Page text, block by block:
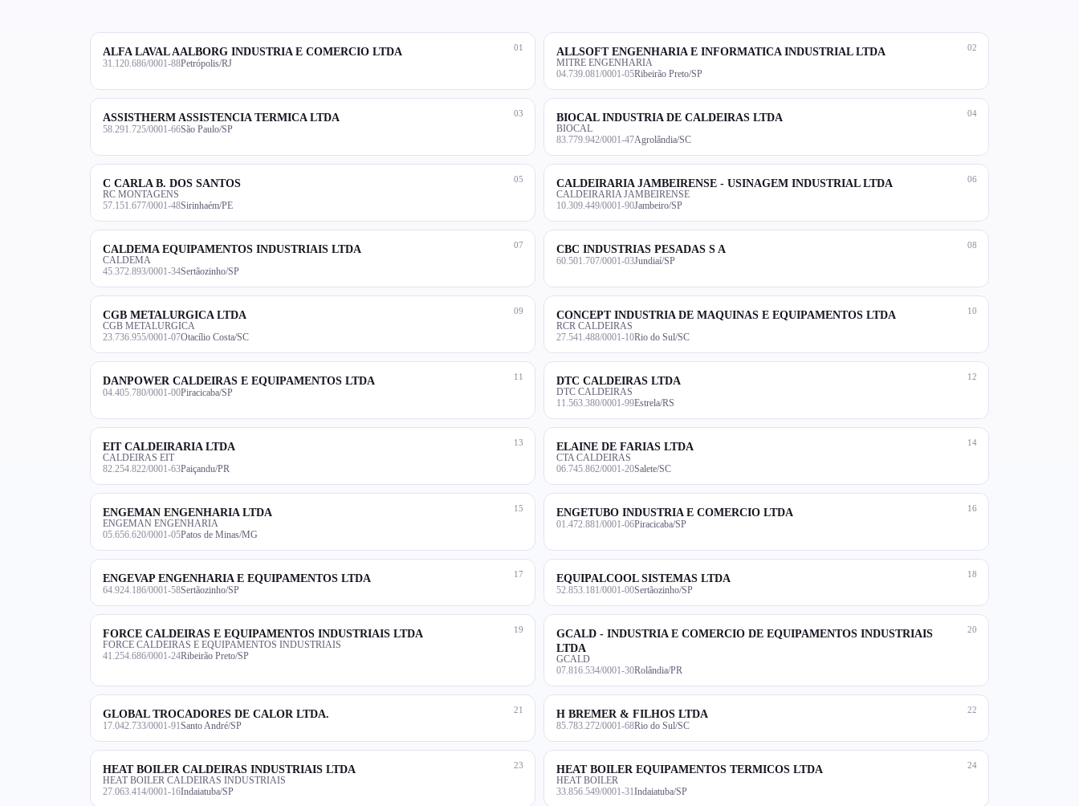
01
ALFA LAVAL AALBORG INDUSTRIA E COMERCIO LTDA
31.120.686/0001-88Petrópolis/RJ
02
ALLSOFT ENGENHARIA E INFORMATICA INDUSTRIAL LTDA
MITRE ENGENHARIA
04.739.081/0001-05Ribeirão Preto/SP
03
ASSISTHERM ASSISTENCIA TERMICA LTDA
58.291.725/0001-66São Paulo/SP
04
BIOCAL INDUSTRIA DE CALDEIRAS LTDA
BIOCAL
83.779.942/0001-47Agrolândia/SC
05
C CARLA B. DOS SANTOS
RC MONTAGENS
57.151.677/0001-48Sirinhaém/PE
06
CALDEIRARIA JAMBEIRENSE - USINAGEM INDUSTRIAL LTDA
CALDEIRARIA JAMBEIRENSE
10.309.449/0001-90Jambeiro/SP
07
CALDEMA EQUIPAMENTOS INDUSTRIAIS LTDA
CALDEMA
45.372.893/0001-34Sertãozinho/SP
08
CBC INDUSTRIAS PESADAS S A
60.501.707/0001-03Jundiaí/SP
09
CGB METALURGICA LTDA
CGB METALURGICA
23.736.955/0001-07Otacílio Costa/SC
10
CONCEPT INDUSTRIA DE MAQUINAS E EQUIPAMENTOS LTDA
RCR CALDEIRAS
27.541.488/0001-10Rio do Sul/SC
11
DANPOWER CALDEIRAS E EQUIPAMENTOS LTDA
04.405.780/0001-00Piracicaba/SP
12
DTC CALDEIRAS LTDA
DTC CALDEIRAS
11.563.380/0001-99Estrela/RS
13
EIT CALDEIRARIA LTDA
CALDEIRAS EIT
82.254.822/0001-63Paiçandu/PR
14
ELAINE DE FARIAS LTDA
CTA CALDEIRAS
06.745.862/0001-20Salete/SC
15
ENGEMAN ENGENHARIA LTDA
ENGEMAN ENGENHARIA
05.656.620/0001-05Patos de Minas/MG
16
ENGETUBO INDUSTRIA E COMERCIO LTDA
01.472.881/0001-06Piracicaba/SP
17
ENGEVAP ENGENHARIA E EQUIPAMENTOS LTDA
64.924.186/0001-58Sertãozinho/SP
18
EQUIPALCOOL SISTEMAS LTDA
52.853.181/0001-00Sertãozinho/SP
19
FORCE CALDEIRAS E EQUIPAMENTOS INDUSTRIAIS LTDA
FORCE CALDEIRAS E EQUIPAMENTOS INDUSTRIAIS
41.254.686/0001-24Ribeirão Preto/SP
20
GCALD - INDUSTRIA E COMERCIO DE EQUIPAMENTOS INDUSTRIAIS
LTDA
GCALD
07.816.534/0001-30Rolândia/PR
21
GLOBAL TROCADORES DE CALOR LTDA.
17.042.733/0001-91 Santo André/SP
22
H BREMER & FILHOS LTDA
85.783.272/0001-68Rio do Sul/SC
23
HEAT BOILER CALDEIRAS INDUSTRIAIS LTDA
HEAT BOILER CALDEIRAS INDUSTRIAIS
27.063.414/0001-16Indaiatuba/SP
24
HEAT BOILER EQUIPAMENTOS TERMICOS LTDA
HEAT BOILER
33.856.549/0001-31 Indaiatuba/SP